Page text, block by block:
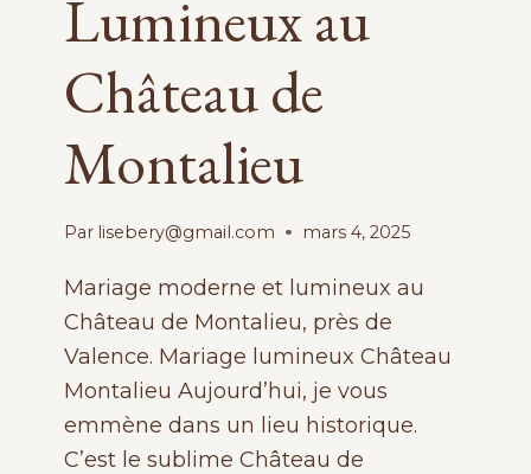
Lumineux au
Château de
Montalieu
Par lisebery@gmail.com mars 4, 2025
Mariage moderne et lumineux au
Château de Montalieu, près de
Valence. Mariage lumineux Château
Montalieu Aujourd’hui, je vous
emmène dans un lieu historique.
C’est le sublime Château de